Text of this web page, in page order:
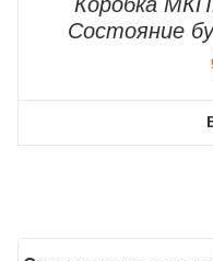
Состояние